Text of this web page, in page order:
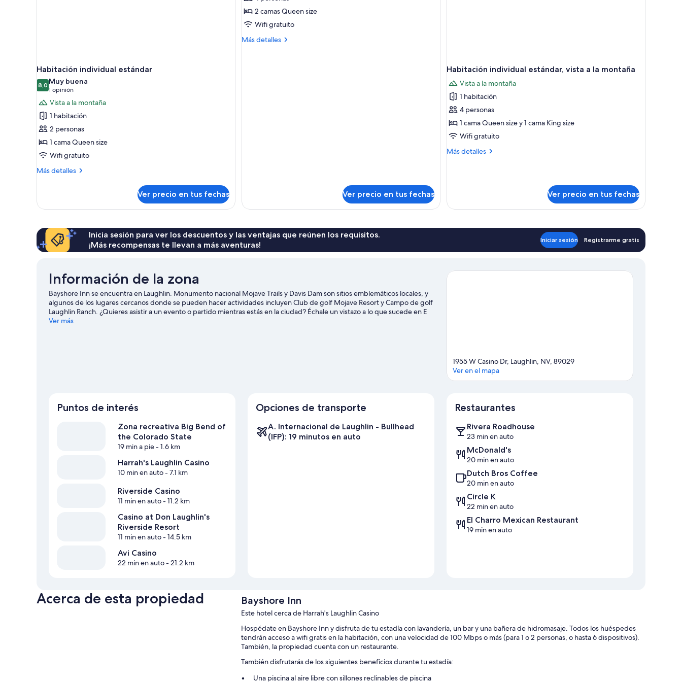
Habitación individual estándar
8,08,0 de 10
Muy buena
1 opinión
(1
opinión)
Vista a la montaña
1 habitación
2 personas
1 cama Queen size
Wifi gratuito
Más detalles
Más
individual
Ver precio en tus fechas
Habitación
2 camas Queen size
Wifi gratuito
Más detalles
Más
Ver precio en tus fechas
Habitación individual estándar, vista a la montaña
Vista a la montaña
1 habitación
4 personas
1 cama Queen size y 1 cama King size
Wifi gratuito
Más detalles
Más
vista
Ver precio en tus fechas
Inicia sesión para ver los descuentos y las ventajas que reúnen los requisitos.
¡Más recompensas te llevan a más aventuras!
Iniciar sesión Registrarme gratis
Información de la zona
Bayshore Inn se encuentra en Laughlin. Monumento nacional Mojave Trails y Davis Dam son sitios emblemáticos locales, y
algunos de los lugares cercanos donde se pueden hacer actividades incluyen Club de golf Mojave Resort y Campo de golf
Laughlin Ranch. ¿Quieres asistir a un evento o partido mientras estás en la ciudad? Échale un vistazo a lo que sucede en E
Center, o puedes salir una noche a Centro de eventos de Laughlin.
Ver más
1955 W Casino Dr, Laughlin, NV, 89029
Ver en el mapa
Puntos de interés
Zona recreativa Big Bend of
the Colorado State
19 min a pie- 1.6 km
Harrah's Laughlin Casino
10 min en auto- 7.1 km
Riverside Casino
11 min en auto- 11.2 km
Casino at Don Laughlin's
Riverside Resort
11 min en auto- 14.5 km
Avi Casino
22 min en auto- 21.2 km
Opciones de transporte
A. Internacional de Laughlin - Bullhead
(IFP): 19 minutos en auto
Restaurantes
Rivera Roadhouse
23 min en auto
McDonald's
20 min en auto
Dutch Bros Coffee
20 min en auto
Circle K
22 min en auto
El Charro Mexican Restaurant
19 min en auto
Acerca de esta propiedad Bayshore Inn
Este hotel cerca de Harrah's Laughlin Casino
Hospédate en Bayshore Inn y disfruta de tu estadía con lavandería, un bar y una bañera de hidromasaje. Todos los huéspedes
tendrán acceso a wifi gratis en la habitación, con una velocidad de 100 Mbps o más (para 1 o 2 personas, o hasta 6 dispositivos).
También, la propiedad cuenta con un restaurante.
También disfrutarás de los siguientes beneficios durante tu estadía:
Una piscina al aire libre con sillones reclinables de piscina